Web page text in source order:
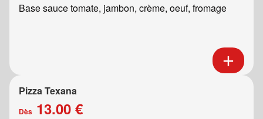
Base sauce tomate, jambon, crème, oeuf, fromage
Pizza Texana
Dès 13.00 €